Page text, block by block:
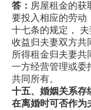
答： 房屋租金的获
要投入相应的劳动
十七条的规定，
收益归夫妻双方共
所得租金归夫妻共
一方经营管理或委
共同所有。
十五、婚姻关系存
在离婚时可否作为